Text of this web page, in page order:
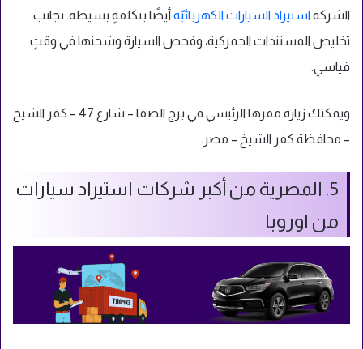
الشركةاستيراد السيارات الكهربائيّة أيضًا بتكلفةٍ بسيطة. بجانب
تخليص المستندات الجمركية، وفحص السيارة وشحنها في وقتٍ
قياسي.
ويمكنك زيارة مقرها الرئيسي في برج الصفا – شارع 47 – كفر الشيخ
– محافظة كفر الشيخ – مصر.
5. المصرية من أكبر شركات استيراد سيارات
من اوروبا